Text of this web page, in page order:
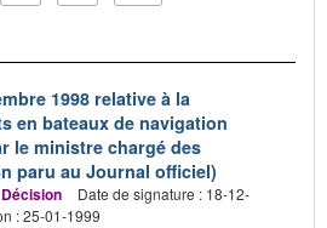
1998 relative à la
en bateaux de navigation
le ministre chargé des
paru au Journal officiel)
Décision
Date de signature : 18-12-
: 25-01-1999